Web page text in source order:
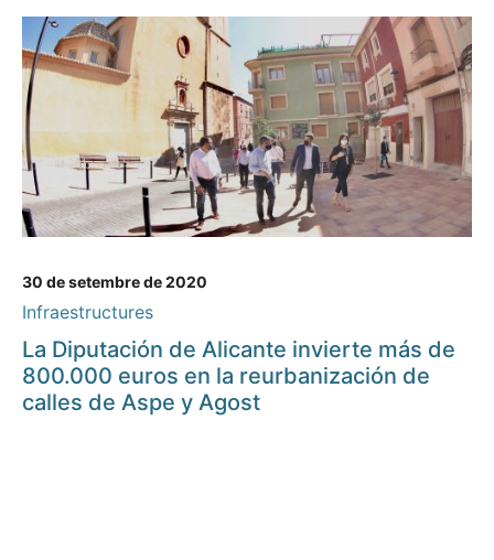
30 de setembre de 2020
Infraestructures
La Diputación de Alicante invierte más de
800.000 euros en la reurbanización de
calles de Aspe y Agost